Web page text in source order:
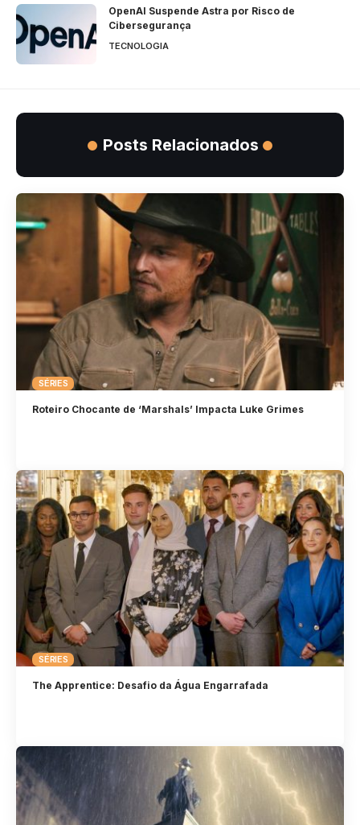
OpenAI Suspende Astra por Risco de
Cibersegurança
TECNOLOGIA
Posts Relacionados
SÉRIES
Roteiro Chocante de ‘Marshals’ Impacta Luke Grimes
SÉRIES
The Apprentice: Desafio da Água Engarrafada